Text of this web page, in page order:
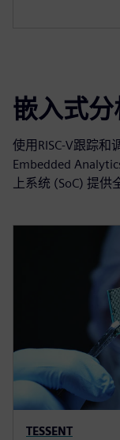
嵌入式分
使用RISC-V跟踪和
Embedded
上系统 (SoC) 提
TESSENT